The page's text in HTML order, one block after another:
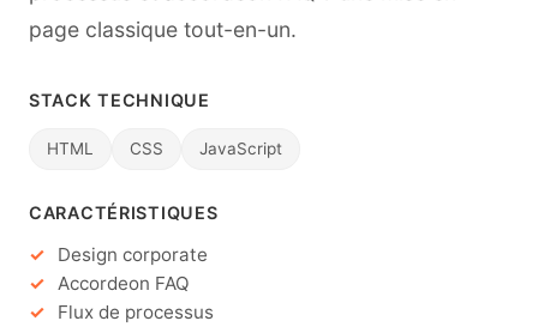
page classique tout-en-un.
STACK TECHNIQUE
HTML CSS JavaScript
CARACTÉRISTIQUES
Design corporate
Accordeon FAQ
Flux de processus